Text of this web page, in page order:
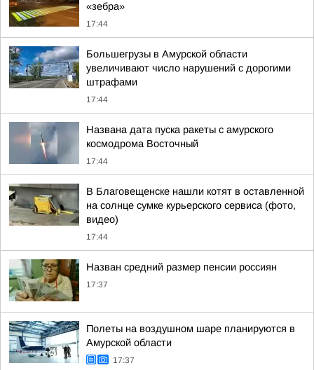
«зебра»
17:44
Большегрузы в Амурской области
увеличивают число нарушений с дорогими
штрафами
17:44
Названа дата пуска ракеты с амурского
космодрома Восточный
17:44
В Благовещенске нашли котят в оставленной
на солнце сумке курьерского сервиса (фото,
видео)
17:44
Назван средний размер пенсии россиян
17:37
Полеты на воздушном шаре планируются в
Амурской области
17:37